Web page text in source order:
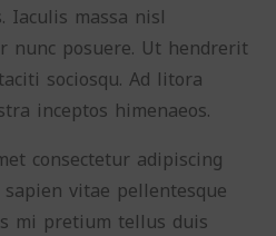
Iaculis massa nisl
nunc posuere. Ut hendrerit
sociosqu. Ad litora
inceptos himenaeos.
consectetur adipiscing
vitae pellentesque
mi pretium tellus duis